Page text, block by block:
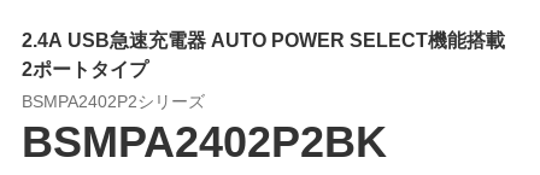
2.4A USB急速充電器 AUTO POWER SELECT機能搭載
2ポートタイプ
BSMPA2402P2シリーズ
BSMPA2402P2BK